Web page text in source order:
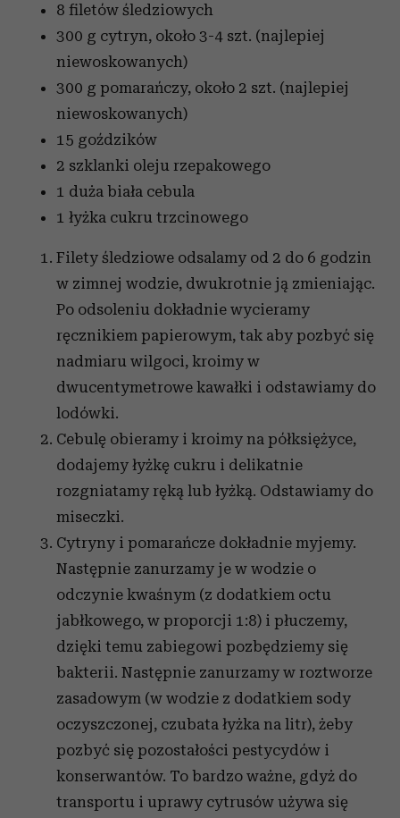
8 filetów śledziowych
300 g cytryn, około 3-4 szt. (najlepiej
niewoskowanych)
300 g pomarańczy, około 2 szt. (najlepiej
niewoskowanych)
15 goździków
2 szklanki oleju rzepakowego
1 duża biała cebula
1 łyżka cukru trzcinowego
Filety śledziowe odsalamy od 2 do 6 godzin
w zimnej wodzie, dwukrotnie ją zmieniając.
Po odsoleniu dokładnie wycieramy
ręcznikiem papierowym, tak aby pozbyć się
nadmiaru wilgoci, kroimy w
dwucentymetrowe kawałki i odstawiamy do
lodówki.
Cebulę obieramy i kroimy na półksiężyce,
dodajemy łyżkę cukru i delikatnie
rozgniatamy ręką lub łyżką. Odstawiamy do
miseczki.
Cytryny i pomarańcze dokładnie myjemy.
Następnie zanurzamy je w wodzie o
odczynie kwaśnym (z dodatkiem octu
jabłkowego, w proporcji 1:8) i płuczemy,
dzięki temu zabiegowi pozbędziemy się
bakterii. Następnie zanurzamy w roztworze
zasadowym (w wodzie z dodatkiem sody
oczyszczonej, czubata łyżka na litr), żeby
pozbyć się pozostałości pestycydów i
konserwantów. To bardzo ważne, gdyż do
transportu i uprawy cytrusów używa się